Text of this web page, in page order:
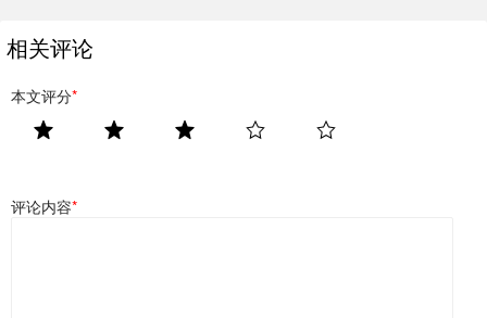
相关评论
本文评分*
评论内容*